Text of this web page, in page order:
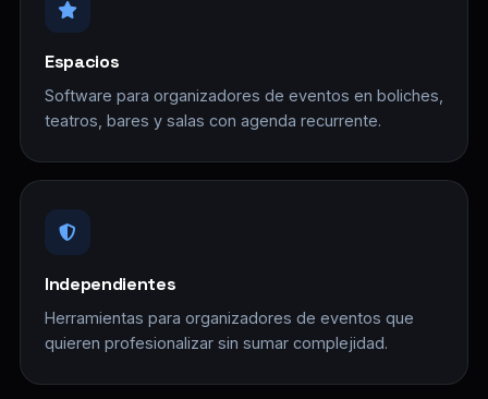
Espacios
Software para organizadores de eventos en boliches,
teatros, bares y salas con agenda recurrente.
Independientes
Herramientas para organizadores de eventos que
quieren profesionalizar sin sumar complejidad.